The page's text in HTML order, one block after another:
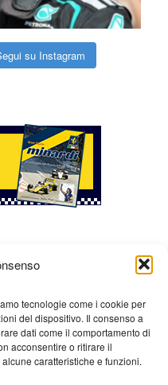
tecnologie come i cookie per
del dispositivo. Il consenso a
dati come il comportamento di
acconsentire o ritirare il
caratteristiche e funzioni.
su Instagram
Gear
Contatti